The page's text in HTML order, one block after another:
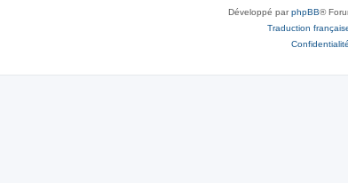
Développé parphpBB®
Traduction
Confidentialité